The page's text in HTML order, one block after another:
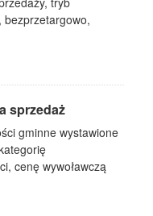
sprzedaż
gminne wystawione
cenę wywoławczą